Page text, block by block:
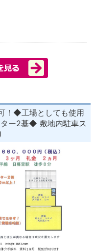
！◆工場としても使用
ー2基◆ 敷地内駐車ス